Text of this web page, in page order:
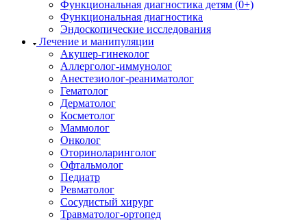
Функциональная диагностика детям (0+)
Функциональная диагностика
Эндоскопические исследования
Лечение и манипуляции
Акушер-гинеколог
Аллерголог-иммунолог
Анестезиолог-реаниматолог
Гематолог
Дерматолог
Косметолог
Маммолог
Онколог
Оториноларинголог
Офтальмолог
Педиатр
Ревматолог
Сосудистый хирург
Травматолог-ортопед